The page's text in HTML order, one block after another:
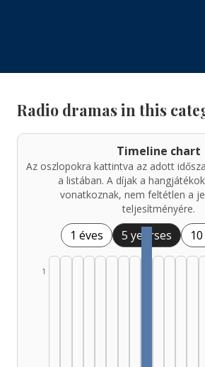
Radio dramas in this
Timeline chart
Az oszlopokra kattintva az adott
a listában. A díjak a
vonatkoznak, nem feltétlen a
teljesítményére.
1 éves 5 yearses
1